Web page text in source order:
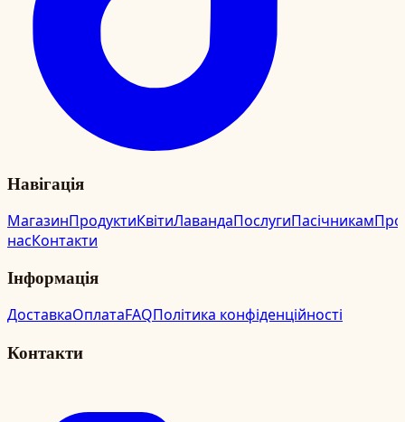
Навігація
МагазинПродуктиКвітиЛавандаПослугиПасічникамПро
насКонтакти
Інформація
ДоставкаОплатаFAQПолітика конфіденційності
Контакти